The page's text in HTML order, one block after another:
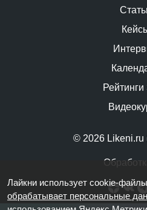
© 2026 Likeni.ru
Рейтинги
Лайкни использует cookie-
обрабатывает персональные